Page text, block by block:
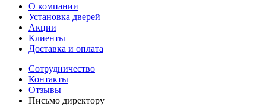
О компании
Установка дверей
Акции
Клиенты
Доставка и оплата
Сотрудничество
Контакты
Отзывы
Письмо директору